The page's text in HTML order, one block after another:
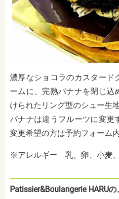
濃厚なショコラのカスタード
ームに、完熟バナナを閉じ込
けられたリング型のシュー生
バナナは違うフルーツに変更
変更希望の方は予約フォーム
※アレルギー 乳、卵、小麦
Patissier&Boulangerie HARUの